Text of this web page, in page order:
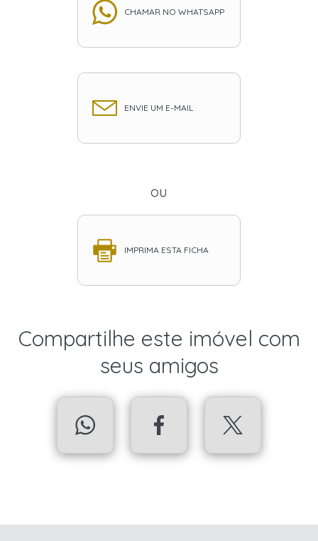
CHAMAR NO WHATSAPP
ENVIE UM E-MAIL
ou
IMPRIMA ESTA FICHA
Compartilhe este imóvel com
seus amigos